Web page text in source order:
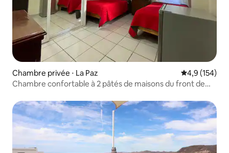
Chambre privée ⋅ La Paz Évaluation
4,9 (154)
Chambre confortable à 2 pâtés de maisons du front de